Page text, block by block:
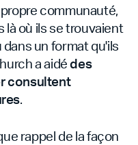
communauté,
où ils se trouvaient
un format qu'ils
a aidé des
consultent
.
rappel de la façon